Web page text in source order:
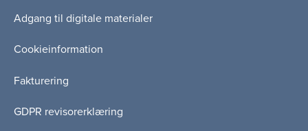
Adgang til digitale materialer
Cookieinformation
Fakturering
GDPR revisorerklæring